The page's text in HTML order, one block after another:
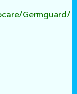
Germguard/